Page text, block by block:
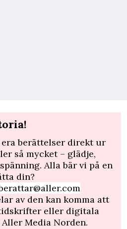
berättelser direkt ur
så mycket – glädje,
Alla bär vi på en
din?
av den kan komma att
eller digitala
Media Norden.